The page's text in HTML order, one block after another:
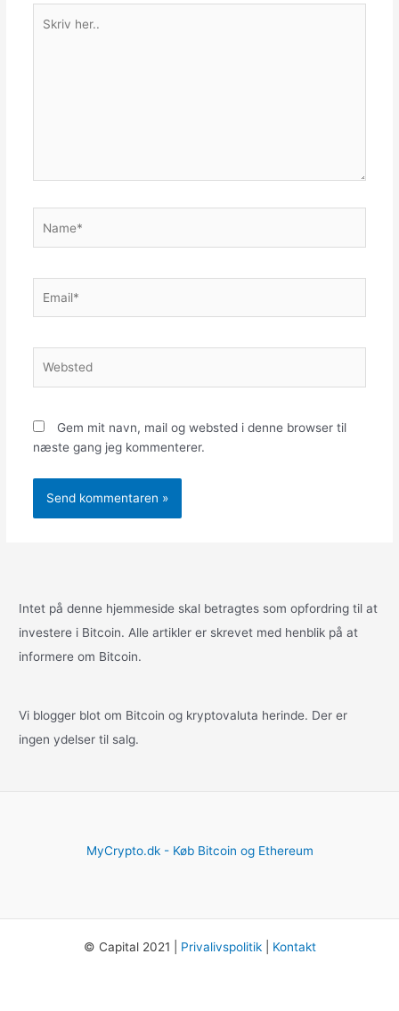
her..
Gem mit navn, mail og websted i denne browser til
næste gang jeg kommenterer.
Intet på denne hjemmeside skal betragtes som opfordring til at
investere i Bitcoin. Alle artikler er skrevet med henblik på at
informere om Bitcoin.
Vi blogger blot om Bitcoin og kryptovaluta herinde. Der er
ingen ydelser til salg.
MyCrypto.dk - Køb Bitcoin og Ethereum
© Capital 2021 | Privalivspolitik| Kontakt